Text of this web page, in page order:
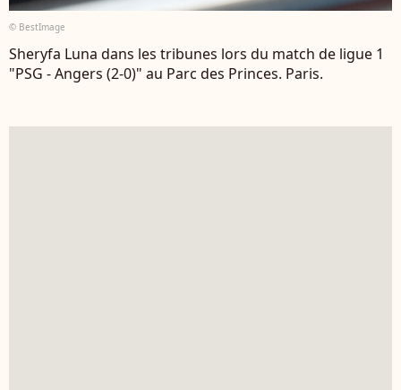
© BestImage
Sheryfa Luna dans les tribunes lors du match de ligue 1
"PSG - Angers (2-0)" au Parc des Princes. Paris.